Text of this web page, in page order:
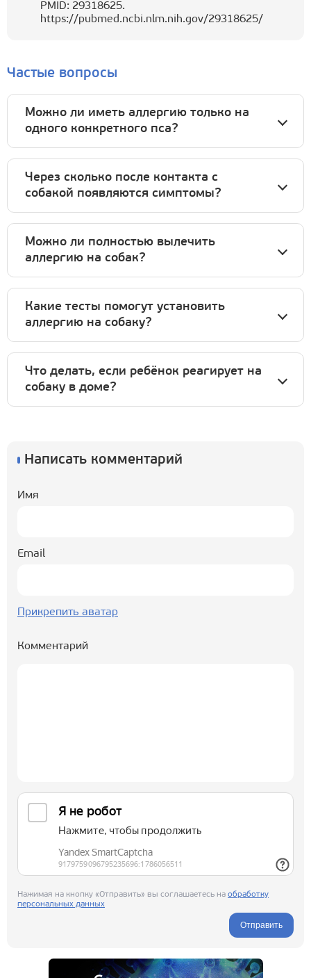
PMID: 29318625.
https://pubmed.ncbi.nlm.nih.gov/29318625/
Частые вопросы
Можно ли иметь аллергию только на
одного конкретного пса?
Через сколько после контакта с
собакой появляются симптомы?
Можно ли полностью вылечить
аллергию на собак?
Какие тесты помогут установить
аллергию на собаку?
Что делать, если ребёнок реагирует на
собаку в доме?
Написать комментарий
Имя
Email
Прикрепить аватар
Комментарий
Нажимая на кнопку «Отправить» вы соглашаетесь на обработку
персональных данных
Отправить